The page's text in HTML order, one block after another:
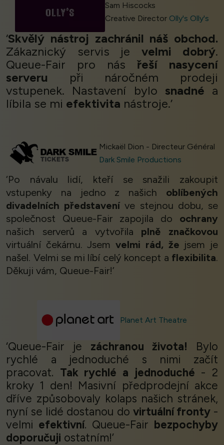
Sam Hiscocks
Creative Director Olly's Olly's
‘Skvělý nástroj zachránil náš obchod.
Zákaznický servis je velmi dobrý.
Queue-Fair pro nás řeší nasycení
serveru při náročném prodeji
vstupenek. Nastavení bylo snadné a
líbila se mi efektivita nástroje.’
Mickaël Dion - Directeur Général
Dark Smile Productions
‘Po návalu lidí, kteří se snažili zakoupit
vstupenky na jedno z našich oblíbených
divadelních představeníve stejnou dobu, se
společnost Queue-Fair zapojila do ochrany
našich serverů a vytvořila plně značkovou
virtuální čekárnu. Jsemvelmi rád, že jsem je
našel. Velmi se mi líbí celý koncept a flexibilita.
Děkuji vám, Queue-Fair!’
Planet Art Theatre
‘Queue-Fair je záchranou života! Bylo
rychlé a jednoduché s nimi začít
pracovat. Tak rychlé a jednoduché - 2
kroky 1 den! Masivní předprodejní akce
dříve způsobovaly kolaps našich stránek,
nyní se lidé dostanou do virtuální fronty-
velmi efektivní. Queue-Fair bezpochyby
doporučuji ostatním!’